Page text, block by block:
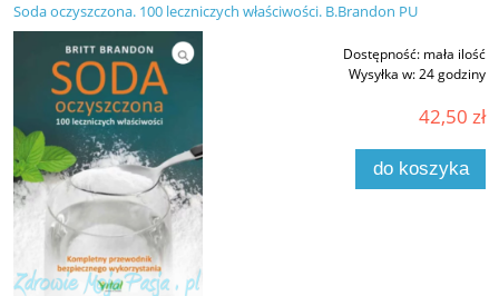
Soda oczyszczona. 100 leczniczych właściwości. B.Brandon PU
Dostępność: mała ilość
Wysyłka w:24 godziny
42,50 zł
do koszyka